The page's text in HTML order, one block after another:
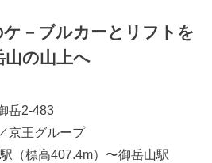
－ブルカーとリフトを
山の山上へ
岳2-483
京王グループ
（標高407.4m）〜御岳山駅